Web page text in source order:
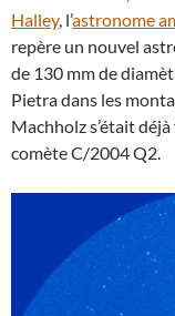
Halley, l’astronome
repère un nouvel
de 130 mm de
Pietra dans les
Machholz s’était
comète C/2004 Q2.